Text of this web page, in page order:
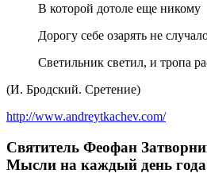
В которой дотоле еще никому
Дорогу себе озарять не
Светильник светил, и тропа
(И. Бродский. Сретение)
http://www.andreytkachev.com/
Святитель Феофан
Мысли на каждый день